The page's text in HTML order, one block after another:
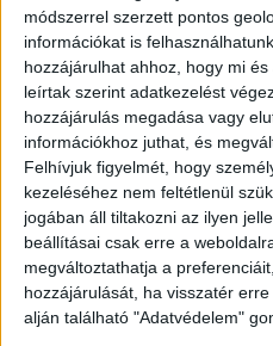
módszerrel szerzett pontos
információkat is
hozzájárulhat ahhoz, hogy mi
leírtak szerint adatkezelést
hozzájárulás megadása vagy
információkhoz juthat, és
Felhívjuk figyelmét, hogy
kezeléséhez nem feltétlenül
jogában áll tiltakozni az ilyen
beállításai csak erre a
megváltoztathatja a
hozzájárulását, ha visszatér
alján található "Adatvédelem"